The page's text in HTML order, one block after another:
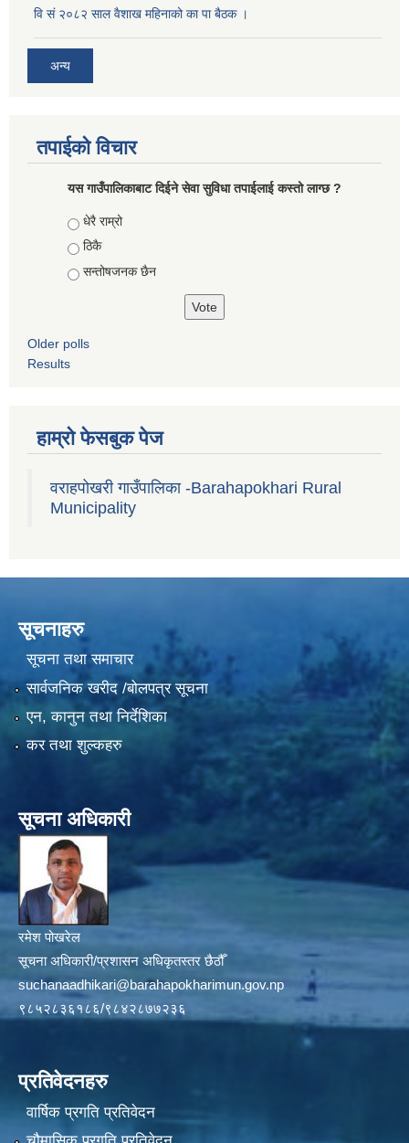
वि सं २०८२ साल वैशाख महिनाको का पा बैठक ।
अन्य
तपाईको विचार
यस गाउँपालिकाबाट दिईने सेवा सुविधा तपाईलाई कस्तो लाग्छ ?
Choices
धेरै राम्रो
ठिकै
सन्तोषजनक छैन
Older polls
Results
हाम्रो फेसबुक पेज
वराहपोखरी गाउँपालिका -Barahapokhari Rural
Municipality
सूचनाहरु
सूचना तथा समाचार
सार्वजनिक खरीद /बोलपत्र सूचना
एन, कानुन तथा निर्देशिका
कर तथा शुल्कहरु
सूचना अधिकारी
रमेश पोखरेल
सूचना अधिकारी/प्रशासन अधिकृतस्तर छैठौँ
suchanaadhikari@barahapokharimun.gov.np
९८५२८३६१८६/९८४२८७७२३६
प्रतिवेदनहरु
वार्षिक प्रगति प्रतिवेदन